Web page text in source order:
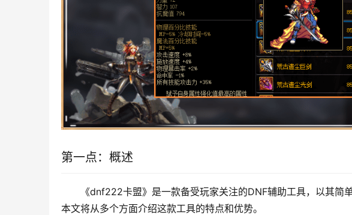
第一点：概述
《dnf222卡盟》是一款备受玩家关注的DNF辅助工具，以其简
本文将从多个方面介绍这款工具的特点和优势。